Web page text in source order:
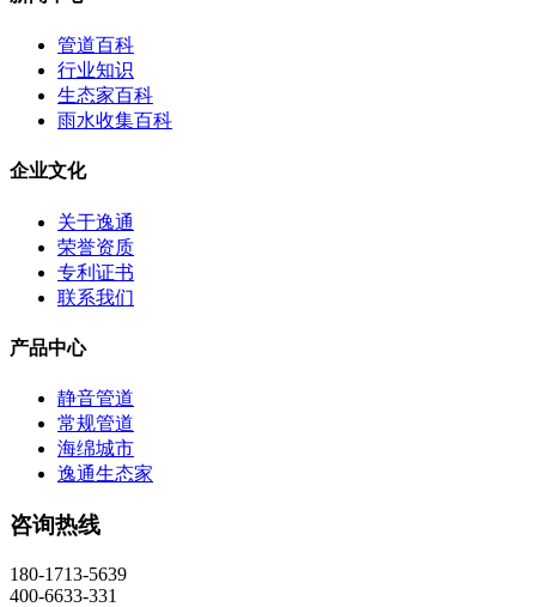
管道百科
行业知识
生态家百科
雨水收集百科
企业文化
关于逸通
荣誉资质
专利证书
联系我们
产品中心
静音管道
常规管道
海绵城市
逸通生态家
咨询热线
180-1713-5639
400-6633-331